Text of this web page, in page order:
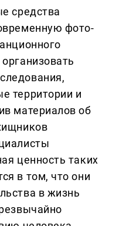
средства
фото-
территории и
материалов об
ценность таких
в том, что они
в жизнь